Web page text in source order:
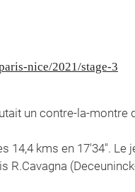
nice/2021/stage-3
un contre-la-montre
14,4 kms en 17'34".